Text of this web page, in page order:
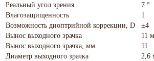
Реальный угол зрения
7 °
Влагозащищенность
1
Возможность диоптрийной коррекции, D
±4
Вынос выходного зрачка
11
Вынос выходного зрачка, мм
11
Диаметр выходного зрачка
2,6